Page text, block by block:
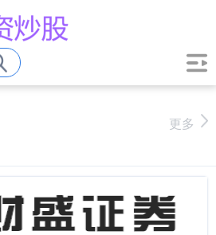
更多